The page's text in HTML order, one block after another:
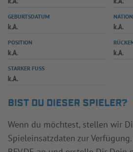
GEBURTSDATUM
k.A. k.A.
POSITION
k.A. k.A.
STARKER FUSS
k.A.
BIST DU DIESER SPIELER?
Wenn du möchtest, stellen wir
Spieleinsatzdaten zur